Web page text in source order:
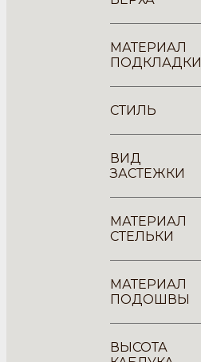
МАТЕРИАЛ
ПОДКЛАДКИ
СТИЛЬ
ВИД
ЗАСТЕЖКИ
МАТЕРИАЛ
СТЕЛЬКИ
МАТЕРИАЛ
ПОДОШВЫ
ВЫСОТА